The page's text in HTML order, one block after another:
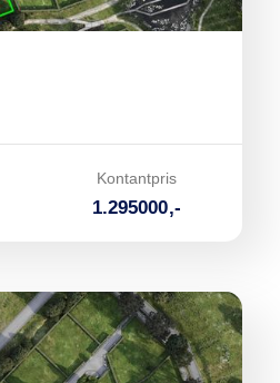
Kontantpris
1.295000,-